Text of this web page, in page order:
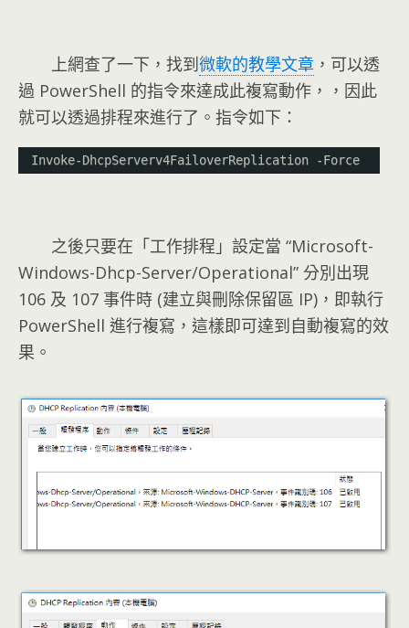
上網查了一下，找到微軟的教學文章 ，可以透
過 PowerShell 的指令來達成此複寫動作，，因此
就可以透過排程來進行了。指令如下：
Invoke-DhcpServerv4FailoverReplication -Force
之後只要在「工作排程」設定當 “Microsoft-
Windows-Dhcp-Server/Operational” 分別出現
106 及 107 事件時 (建立與刪除保留區 IP)，即執行
PowerShell 進行複寫，這樣即可達到自動複寫的效
果。